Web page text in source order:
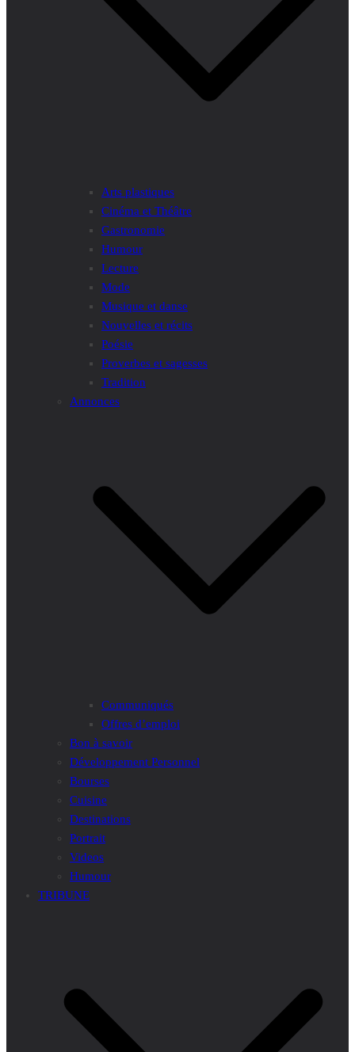
Arts plastiques
Cinéma et Théâtre
Gastronomie
Humour
Lecture
Mode
Musique et danse
Nouvelles et récits
Poésie
Proverbes et sagesses
Tradition
Annonces
Communiqués
Offres d’emploi
Bon à savoir
Développement Personnel
Bourses
Cuisine
Destinations
Portrait
Videos
Humour
TRIBUNE